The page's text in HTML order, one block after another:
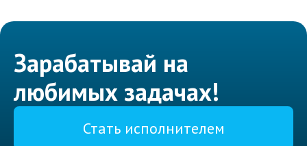
Зарабатывай на
любимых задачах!
Стать исполнителем